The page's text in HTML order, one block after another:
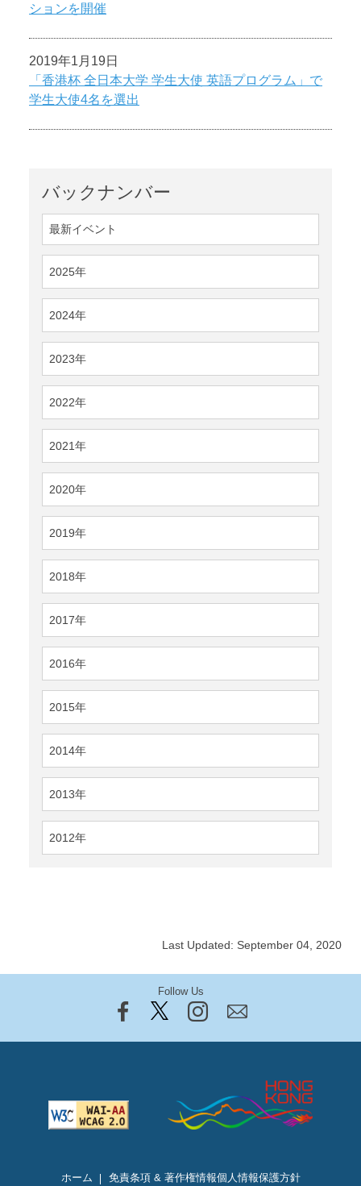
バックナンバー
最新イベント
2025年
2024年
2023年
2022年
2021年
2020年
2019年
2018年
2017年
2016年
2015年
2014年
2013年
2012年
ションを開催
2019年1月19日
「香港杯 全日本大学 学生大使 英語プログラム」で
学生大使4名を選出
Last Updated: September 04, 2020
Follow Us
ホーム 免責条項 & 著作権情報個人情報保護方針